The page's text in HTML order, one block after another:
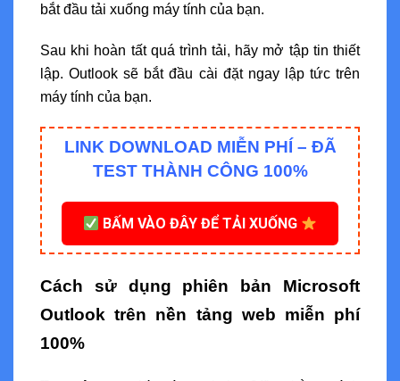
bắt đầu tải xuống máy tính của bạn.
Sau khi hoàn tất quá trình tải, hãy mở tập tin thiết
lập. Outlook sẽ bắt đầu cài đặt ngay lập tức trên
máy tính của bạn.
LINK DOWNLOAD MIỄN PHÍ – ĐÃ
TEST THÀNH CÔNG 100%
BẤM VÀO ĐÂY ĐỂ TẢI XUỐNG
Cách sử dụng phiên bản Microsoft
Outlook trên nền tảng web miễn phí
100%